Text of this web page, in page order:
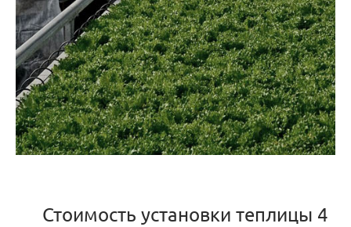
Стоимость установки теплицы 4